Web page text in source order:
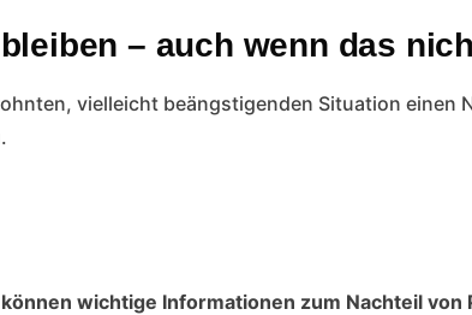
– auch wenn das
vielleicht beängstigenden Situation einen
wichtige Informationen zum Nachteil